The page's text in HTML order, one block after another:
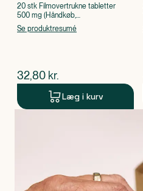
20 stk Filmovertrukne tabletter
500 mg (Håndkøb,
apoteksforbeholdt), Paracetamol
Se produktresumé
$nuværende pris
32,80 kr.
Læg i kurv